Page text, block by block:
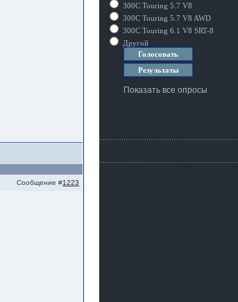
Сообщение #1223
300C Touring 5.7 V8
300C Touring 5.7 V8 AWD
300C Touring 6.1 V8 SRT-8
Другой
Показать все опросы